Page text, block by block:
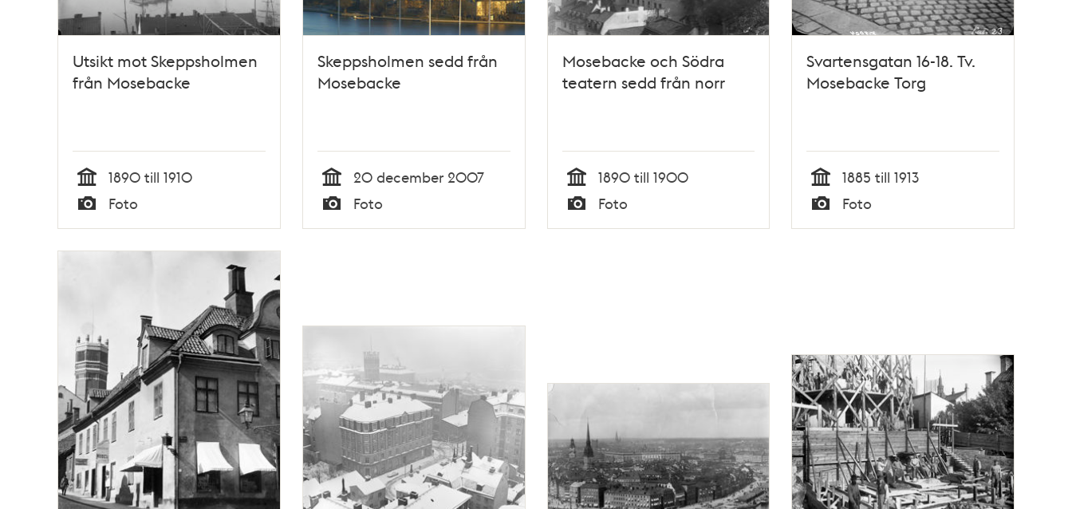
Utsikt mot Skeppsholmen
från Mosebacke
Tid
1890 till 1910
Typ
Foto
Skeppsholmen sedd från
Mosebacke
Tid
20 december 2007
Typ
Foto
Mosebacke och Södra
teatern sedd från norr
Tid
1890 till 1900
Typ
Foto
Svartensgatan 16-18. Tv.
Mosebacke Torg
Tid
1885 till 1913
Typ
Foto